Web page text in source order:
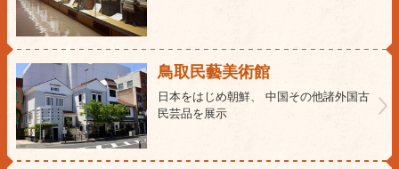
鳥取民藝美術館
日本をはじめ朝鮮、 中国その他諸外国古
民芸品を展示